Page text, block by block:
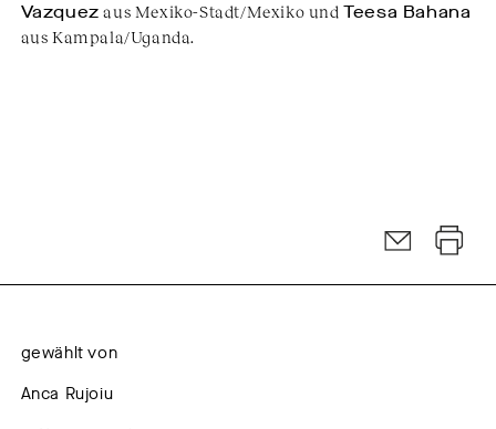
Vazquez aus Mexiko-Stadt/Mexiko undTeesa Bahana
aus Kampala/Uganda.
gewählt von
Anca Rujoiu